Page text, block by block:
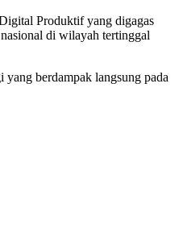
Produktif yang digagas
di wilayah tertinggal
berdampak langsung pada